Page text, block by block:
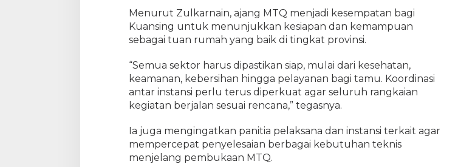
Menurut Zulkarnain, ajang MTQ menjadi kesempatan bagi
Kuansing untuk menunjukkan kesiapan dan kemampuan
sebagai tuan rumah yang baik di tingkat provinsi.
“Semua sektor harus dipastikan siap, mulai dari kesehatan,
keamanan, kebersihan hingga pelayanan bagi tamu. Koordinasi
antar instansi perlu terus diperkuat agar seluruh rangkaian
kegiatan berjalan sesuai rencana,” tegasnya.
Ia juga mengingatkan panitia pelaksana dan instansi terkait agar
mempercepat penyelesaian berbagai kebutuhan teknis
menjelang pembukaan MTQ.